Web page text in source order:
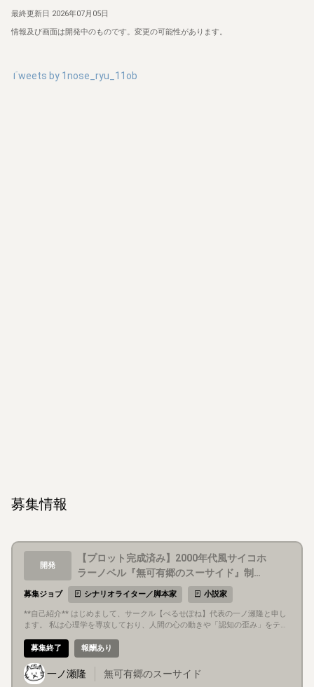
最終更新日 2026年07月05日
情報及び画面は開発中のものです。変更の可能性があります。
Tweets by 1nose_ryu_11ob
募集情報
開発
【プロット完成済み】2000年代風サイコホ
ラーノベル『無可有郷のスーサイド』制作
初期メンバー募集！
募集ジョブ シナリオライター／脚本家 小説家
**自己紹介** はじめまして、サークル【ぺるせぽね】代表の一ノ瀬隆と申し
ます。 私は心理学を専攻しており、人間の心の動きや「認知の歪み」をテー
作ろうとして挫折した経験があります。だからこそ、イラストやスクリプト
などの専門技術を持つクリエイターの皆様にかかる負担や大変さを誰よりも
理解しています。独りよがりな丸投げは一切せず、メンバーの皆様を心から
リスペクトし、絶対にプロジェクトを頓挫させない進行管理と雑務を引き受
募集終了 報酬あり
一ノ瀬隆 無可有郷のスーサイド